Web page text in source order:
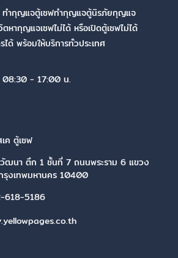
ทำกุญแจตู้เซฟทำกุญแจตู้นิรภัยกุญแจ
หากุญแจเซฟไม่ได้ หรือเปิดตู้เซฟไม่ได้
ได้ พร้อมให้บริการทั่วประเทศ
08:30 - 17:00 น.
ค ตู้เซฟ
ฒนา ตึก 1 ชั้นที่ 7 ถนนพระราม 6 แขวง
งเทพมหานคร 10400
618-5186